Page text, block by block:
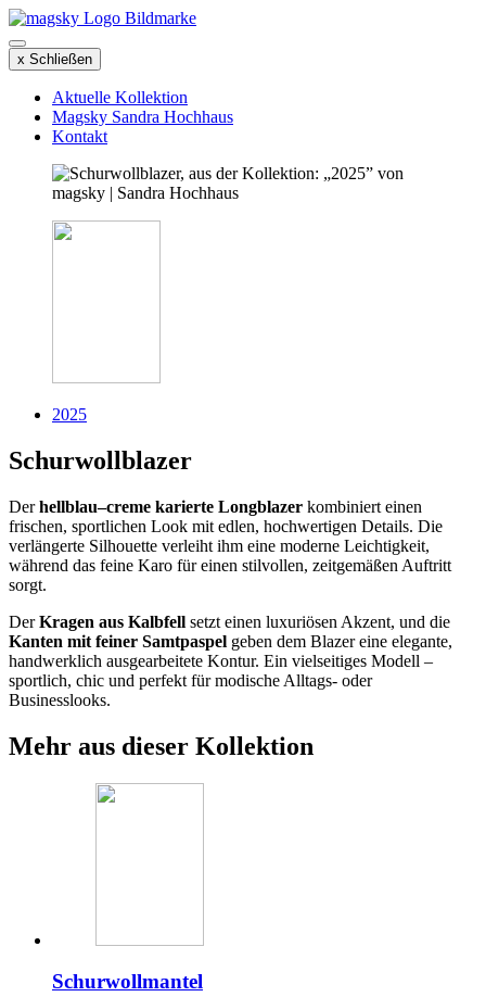
x Schließen
Aktuelle Kollektion
Magsky Sandra Hochhaus
Kontakt
2025
Schurwollblazer
Derhellblau–creme karierte Longblazer kombiniert einen
frischen, sportlichen Look mit edlen, hochwertigen Details. Die
verlängerte Silhouette verleiht ihm eine moderne Leichtigkeit,
während das feine Karo für einen stilvollen, zeitgemäßen Auftritt
sorgt.
DerKragen aus Kalbfell setzt einen luxuriösen Akzent, und die
Kanten mit feiner Samtpaspel geben dem Blazer eine elegante,
handwerklich ausgearbeitete Kontur. Ein vielseitiges Modell –
sportlich, chic und perfekt für modische Alltags- oder
Businesslooks.
Mehr aus dieser Kollektion
Schurwollmantel